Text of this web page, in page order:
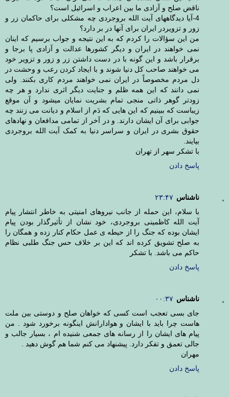
ناقض صلح و آزادی ما بین اعراب و اسرائیل است؟
4-آیا دیدگاههای آیت الله بروجردی چه مشکلی برای حاکمان زر و
زور و تزویردر ایران برای آنها در بر دارد؟
من این سؤالات را کردم که به این نتیجه و جواب برسیم که اینان
نمی خواهند در ایران و دیگر کشورها عدالت و آزادی پا برجا و
برقرار باشد و این گونه با در دست داشتن زر و زور و تزویر خود
می خواهند صاحب کل دنیا شوند و با ایجاد کردن رعب و وحشت در
دل مردم مخصوصاً در ایران نمی خواهند مردم کاری بکنند. ولی
نمی دانند که این همه ظلم و جنایت دیگر اثری ندارد و هر چه
زودتر گوهر ذاتی منجی تمام بشریت نمایان میشود و آن موقع
زیباست که ببینیم که این هایی که دَم از اسلام و دیانت می زنند چه
جوابی برای آن ایشان دارند. و در آخر از تمامی مدافعان و نهادهای
حقوق بشری در ایران و سراسر دنیا به کمک آیت الله بروجردی
بیایند.
با تشکر سهر از تهران
پاسخ دادن
ناشناس ۲۳:۴۷
با سلام، این حمله از جانب نیروهای امنیتی به خاطر انتشار پیام
آیت الله کاظمینی بروجردی، خود نشان از تأثیرگذار بودن پیام
ایشان بوده که جنگ را از حیطه ی عمل حکام کنار زده و همگان را
به صلح تشویق کرده اند که این بر خلاف حس جنگ طلبی نظام
حاکم می باشد. با تشکر
پاسخ دادن
ناشناس ۰۰:۳۷
جای بسی تعجب است کسی که خواهان صلح و دوستی بین ملت
هاست چرا باید با ایشان و هوادارانش اینگونه برخورد شود . من
پیام های ایشان را از رسانه های جمعی شنیده ام ، بسیار جالب و
جالی تعمق و تفکر دارد. پیشنهاد می کنم شما هم گوش دهید .
مهران
پاسخ دادن